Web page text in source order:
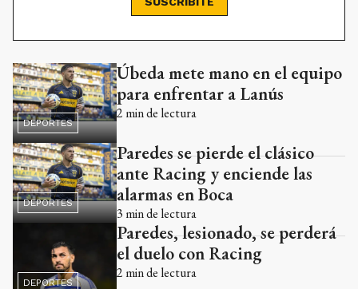
DEPORTES
Úbeda mete mano en el equipo
para enfrentar a Lanús
2 min de lectura
DEPORTES
Paredes se pierde el clásico
ante Racing y enciende las
alarmas en Boca
3 min de lectura
DEPORTES
Paredes, lesionado, se perderá
el duelo con Racing
2 min de lectura